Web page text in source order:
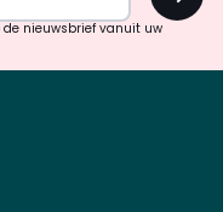
de nieuwsbrief vanuit uw